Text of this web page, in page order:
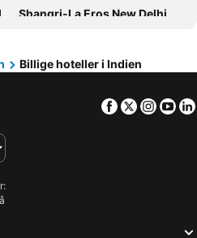
Shangri-La Eros New Delhi
Radisson Goa Candolim
Novotel Goa Resort & Spa
Billige hoteller i Indien
Facebook
Twitter